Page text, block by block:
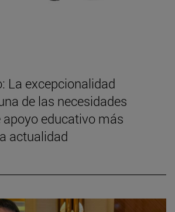
La excepcionalidad
de las necesidades
educativo más
actualidad